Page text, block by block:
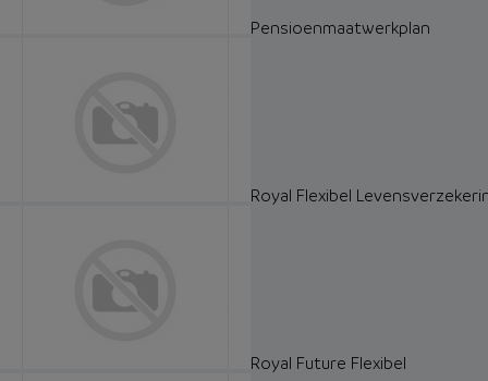
Pensioenmaatwerkplan
Royal Flexibel
Royal Future Flexibel